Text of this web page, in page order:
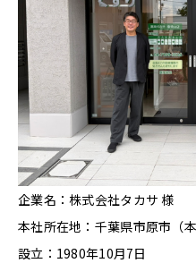
企業名：株式会社タカサ 様
本社所在地：千葉県市原市（本
設立：1980年10月7日